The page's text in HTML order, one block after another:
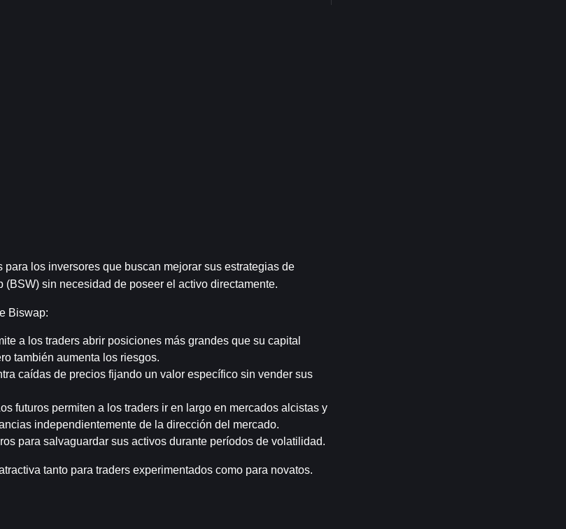
los inversores que buscan mejorar sus estrategias de
sin necesidad de poseer el activo directamente.
Biswap:
a los traders abrir posiciones más grandes que su capital
también aumenta los riesgos.
caídas de precios fijando un valor específico sin vender sus
futuros permiten a los traders ir en largo en mercados alcistas y
independientemente de la dirección del mercado.
para salvaguardar sus activos durante períodos de volatilidad.
tanto para traders experimentados como para novatos.